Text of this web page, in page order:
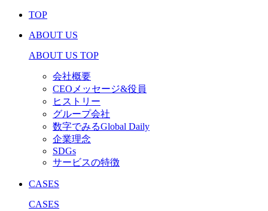
TOP
ABOUT US
ABOUT US TOP
会社概要
CEOメッセージ&役員
ヒストリー
グループ会社
数字でみるGlobal Daily
企業理念
SDGs
サービスの特徴
CASES
CASES